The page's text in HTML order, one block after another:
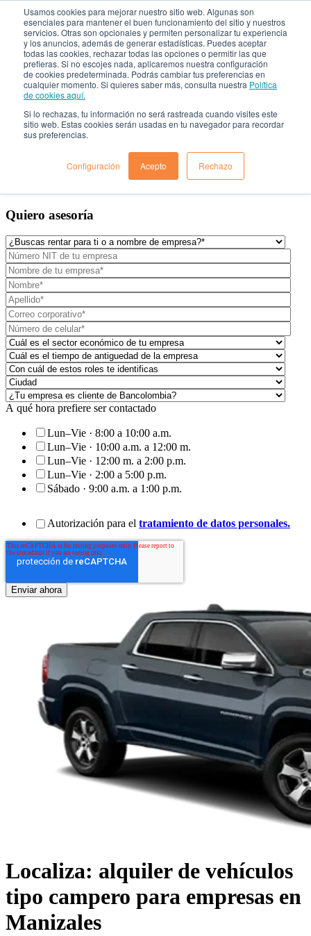
Usamos cookies para mejorar nuestro sitio web. Algunas son
esenciales para mantener el buen funcionamiento del sitio y nuestros
servicios. Otras son opcionales y permiten personalizar tu experiencia
y los anuncios, además de generar estadísticas. Puedes aceptar
todas las cookies, rechazar todas las opciones o permitir las que
prefieras. Si no escojes nada, aplicaremos nuestra configuración
de cookies predeterminada. Podrás cambiar tus preferencias en
cualquier momento. Si quieres saber más, consulta nuestra Política
de cookies aquí.
Si lo rechazas, tu información no será rastreada cuando visites este
sitio web. Estas cookies serán usadas en tu navegador para recordar
sus preferencias.
Configuración Acepto Rechazo
Rent a Car
¿Quiénes Somos?
Localiza para empresas
Nuestros vehículos
¿Dónde estamos?
Preguntas frecuentes
Blog
Solicitar Asesoría
Quiero asesoría
A qué hora prefiere ser contactado
Lun–Vie · 8:00 a 10:00 a.m.
Lun–Vie · 10:00 a.m. a 12:00 m.
Lun–Vie · 12:00 m. a 2:00 p.m.
Lun–Vie · 2:00 a 5:00 p.m.
Sábado · 9:00 a.m. a 1:00 p.m.
Autorización para el tratamiento de datos personales.
Localiza: alquiler de vehículos
tipo campero para empresas en
Manizales